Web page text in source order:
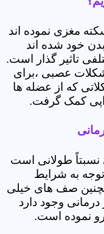
مغزی نموده اند
خود شده اند
تاثیر گذار است.
عصبی ،برای
که از عضله ها
کمک گرفت.
طولانی است
به شرایط
صف های خیلی
وجود دارد
نموده است.